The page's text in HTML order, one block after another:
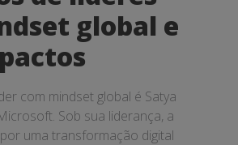
global e
com mindset global é Satya
Sob sua liderança, a
uma transformação digital